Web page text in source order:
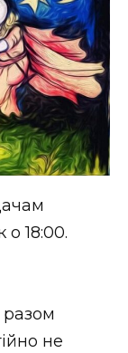
18:00.
не